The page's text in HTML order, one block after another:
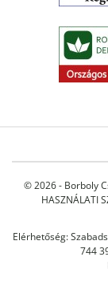
© 2026 - Borboly
HASZNÁLATI
Elérhetőség:
744